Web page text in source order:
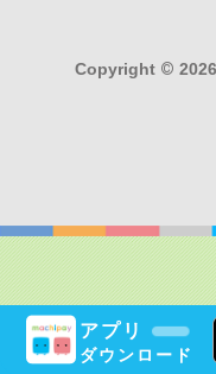
アプリ
ダウンロード
Copyright ©